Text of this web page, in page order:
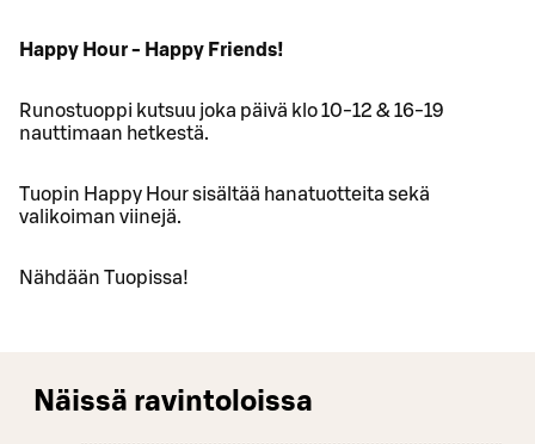
Happy Hour - Happy Friends!
Runostuoppi kutsuu joka päivä klo 10-12 & 16-19
nauttimaan hetkestä.
Tuopin Happy Hour sisältää hanatuotteita sekä
valikoiman viinejä.
Nähdään Tuopissa!
Näissä ravintoloissa